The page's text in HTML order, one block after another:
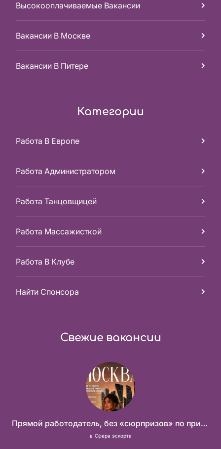
Высокооплачиваемые Вакансии
Вакансии В Москве
Вакансии В Питере
Категории
Работа В Европе
Работа Администратором
Работа Танцовщицей
Работа Массажисткой
Работа В Клубе
Найти Спонсора
Свежие вакансии
Прямой работодатель, без «сюрпризов» по приезду
в Сфера эскорта